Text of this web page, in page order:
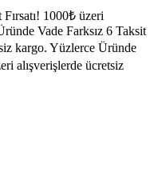
1000₺ üzeri
Vade Farksız 6 Taksit
kargo. Yüzlerce Üründe
alışverişlerde ücretsiz